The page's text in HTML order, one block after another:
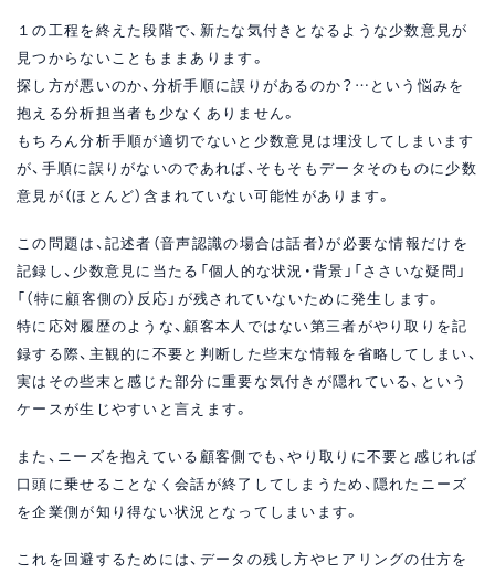
１の工程を終えた段階で、新たな気付きとなるような少数意見が
見つからないこともままあります。
探し方が悪いのか、分析手順に誤りがあるのか？…という悩みを
抱える分析担当者も少なくありません。
もちろん分析手順が適切でないと少数意見は埋没してしまいます
が、手順に誤りがないのであれば、そもそもデータそのものに少数
意見が（ほとんど）含まれていない可能性があります。
この問題は、記述者（音声認識の場合は話者）が必要な情報だけを
記録し、少数意見に当たる「個人的な状況・背景」「ささいな疑問」
「（特に顧客側の）反応」が残されていないために発生します。
特に応対履歴のような、顧客本人ではない第三者がやり取りを記
録する際、主観的に不要と判断した些末な情報を省略してしまい、
実はその些末と感じた部分に重要な気付きが隠れている、という
ケースが生じやすいと言えます。
また、ニーズを抱えている顧客側でも、やり取りに不要と感じれば
口頭に乗せることなく会話が終了してしまうため、隠れたニーズ
を企業側が知り得ない状況となってしまいます。
これを回避するためには、データの残し方やヒアリングの仕方を